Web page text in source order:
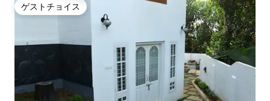
ゲストチョイス
ゲストチョイス